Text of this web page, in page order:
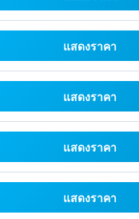
แสดงราคา
แสดงราคา
แสดงราคา
แสดงราคา